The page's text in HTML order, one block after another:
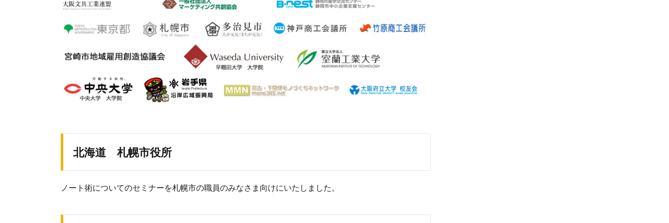
北海道 札幌市役所
ノート術についてのセミナーを札幌市の職員のみなさま向けにいたしました。